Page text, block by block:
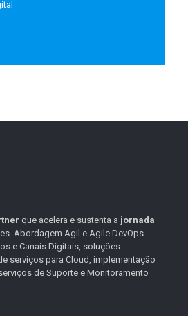
que acelera e sustenta a jornada
Abordagem Ágil e Agile DevOps.
e Canais Digitais, soluções
serviços para Cloud, implementação
de Suporte e Monitoramento